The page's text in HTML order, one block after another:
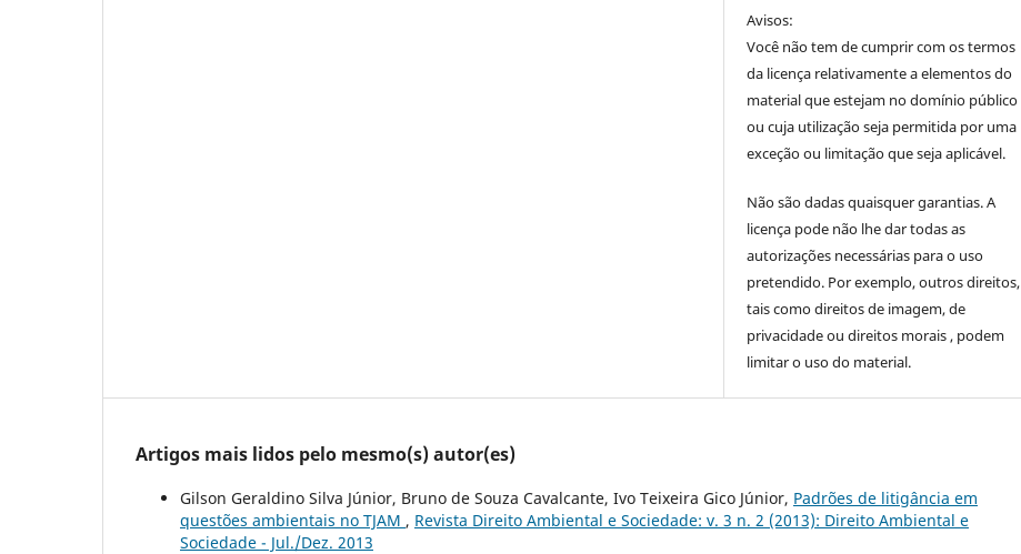
Avisos:
Você não tem de cumprir com os termos
da licença relativamente a elementos do
material que estejam no domínio público
ou cuja utilização seja permitida por uma
exceção ou limitação que seja aplicável.
Não são dadas quaisquer garantias. A
licença pode não lhe dar todas as
autorizações necessárias para o uso
pretendido. Por exemplo, outros direitos,
tais como direitos de imagem, de
privacidade ou direitos morais , podem
limitar o uso do material.
Artigos mais lidos pelo mesmo(s) autor(es)
Gilson Geraldino Silva Júnior, Bruno de Souza Cavalcante, Ivo Teixeira Gico Júnior, Padrões de litigância em
questões ambientais no TJAM , Revista Direito Ambiental e Sociedade: v. 3 n. 2 (2013): Direito Ambiental e
Sociedade - Jul./Dez. 2013